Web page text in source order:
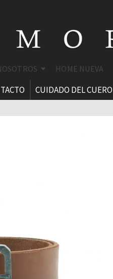
HOME NUEVA
CUIDADO DEL CUERO